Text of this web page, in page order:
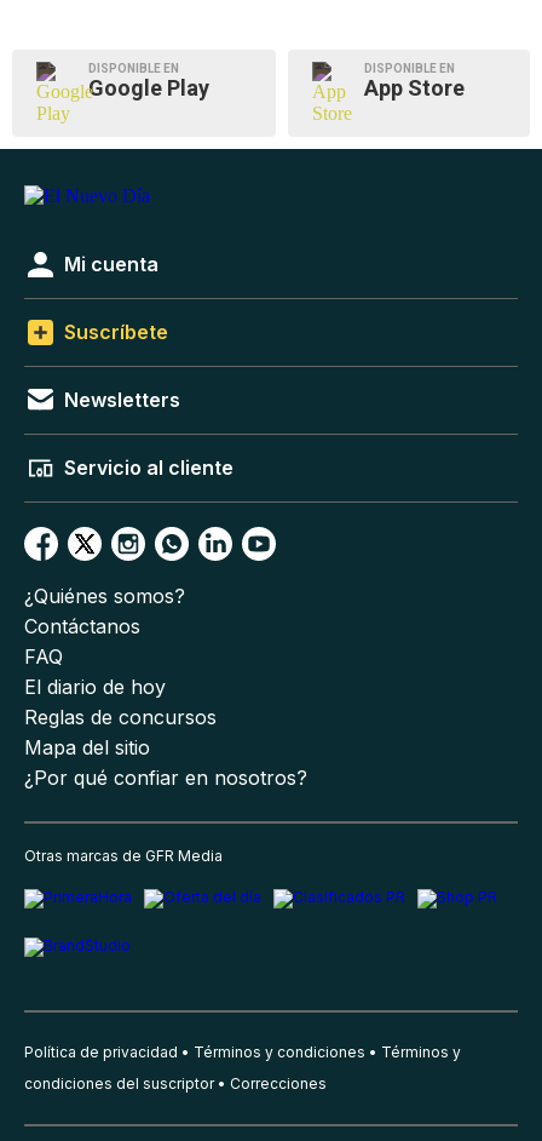
DISPONIBLE EN
Google Play
DISPONIBLE EN
App Store
Mi cuenta
Suscríbete
Newsletters
Servicio al cliente
¿Quiénes somos?
Contáctanos
FAQ
El diario de hoy
Reglas de concursos
Mapa del sitio
¿Por qué confiar en nosotros?
Otras marcas de GFR Media
Política de privacidad Términos y condiciones
Términos y
condiciones del suscriptor
Correcciones